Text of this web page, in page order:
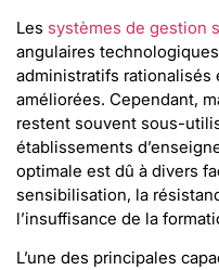
Les systèmes de gestion
angulaires
administratifs rationalisés
améliorées. Cependant,
restent souvent sous-
établissements
optimale est dû à divers
sensibilisation, la
l’insuffisance de la
L’une des principales